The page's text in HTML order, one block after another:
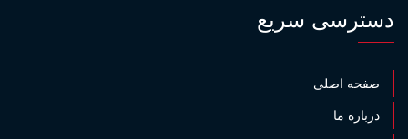
دسترسی سریع
صفحه اصلی
درباره ما